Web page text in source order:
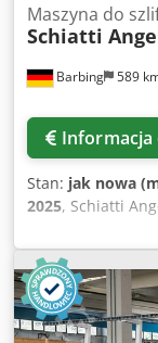
Barbing 589
Maszyna do
Schiatti
Informacja
Stan: jak nowa
2025, Schiatti
prostych
wrzeciono
polerka cerowa)
polerka) -
50 mm -